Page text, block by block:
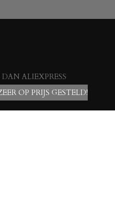
ALIEXPRESS
OP PRIJS GESTELD!